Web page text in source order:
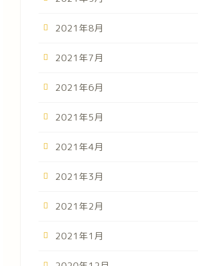
2021年8月
2021年7月
2021年6月
2021年5月
2021年4月
2021年3月
2021年2月
2021年1月